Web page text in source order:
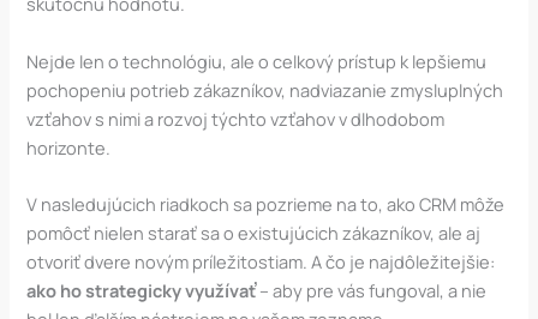
Nejde len o technológiu, ale o celkový prístup k lepšiemu
pochopeniu potrieb zákazníkov, nadviazanie zmysluplných
vzťahov s nimi a rozvoj týchto vzťahov v dlhodobom
horizonte.
V nasledujúcich riadkoch sa pozrieme na to, ako CRM môže
pomôcť nielen starať sa o existujúcich zákazníkov, ale aj
otvoriť dvere novým príležitostiam. A čo je najdôležitejšie:
ako ho strategicky využívať– aby pre vás fungoval, a nie